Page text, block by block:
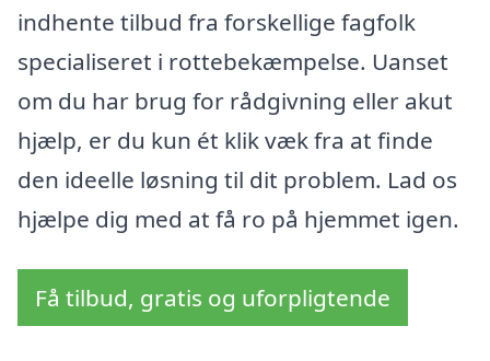
indhente tilbud fra forskellige fagfolk
specialiseret i rottebekæmpelse. Uanset
om du har brug for rådgivning eller akut
hjælp, er du kun ét klik væk fra at finde
den ideelle løsning til dit problem. Lad os
hjælpe dig med at få ro på hjemmet igen.
Få tilbud, gratis og uforpligtende